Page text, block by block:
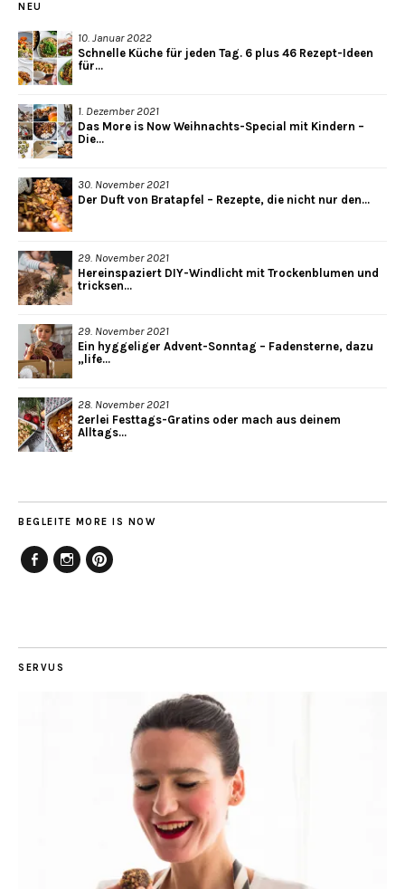
NEU
10. Januar 2022
Schnelle Küche für jeden Tag. 6 plus 46 Rezept-Ideen
für...
1. Dezember 2021
Das More is Now Weihnachts-Special mit Kindern –
Die...
30. November 2021
Der Duft von Bratapfel – Rezepte, die nicht nur den...
29. November 2021
Hereinspaziert DIY-Windlicht mit Trockenblumen und
tricksen...
29. November 2021
Ein hyggeliger Advent-Sonntag – Fadensterne, dazu
„life...
28. November 2021
2erlei Festtags-Gratins oder mach aus deinem
Alltags...
BEGLEITE MORE IS NOW
SERVUS